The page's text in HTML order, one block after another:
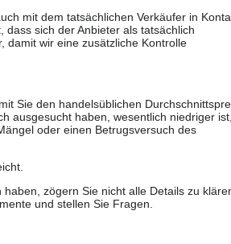
mit dem tatsächlichen Verkäufer in
sich der Anbieter als tatsächlich
damit wir eine zusätzliche Kontrolle
Sie den handelsüblichen
ausgesucht haben, wesentlich niedriger ist,
oder einen Betrugsversuch des
zögern Sie nicht alle Details zu
und stellen Sie Fragen.